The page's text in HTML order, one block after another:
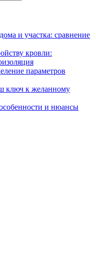
и участка: сравнение
кровли:
параметров
ключ к желанному
и нюансы